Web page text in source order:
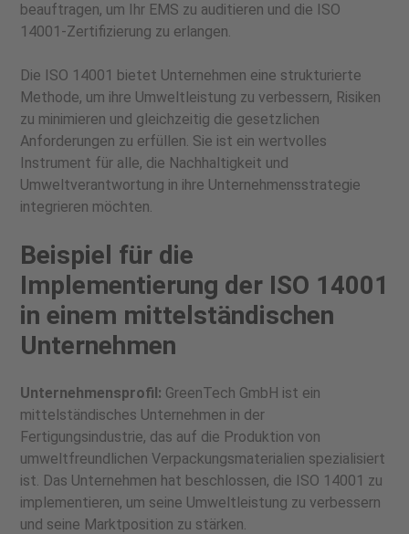
beauftragen, um Ihr EMS zu auditieren und die ISO
14001-Zertifizierung zu erlangen.
Die ISO 14001 bietet Unternehmen eine strukturierte
Methode, um ihre Umweltleistung zu verbessern, Risiken
zu minimieren und gleichzeitig die gesetzlichen
Anforderungen zu erfüllen. Sie ist ein wertvolles
Instrument für alle, die Nachhaltigkeit und
Umweltverantwortung in ihre Unternehmensstrategie
integrieren möchten.
Beispiel für die
Implementierung der ISO 14001
in einem mittelständischen
Unternehmen
Unternehmensprofil: GreenTech GmbH ist ein
mittelständisches Unternehmen in der
Fertigungsindustrie, das auf die Produktion von
umweltfreundlichen Verpackungsmaterialien spezialisiert
ist. Das Unternehmen hat beschlossen, die ISO 14001 zu
implementieren, um seine Umweltleistung zu verbessern
und seine Marktposition zu stärken.